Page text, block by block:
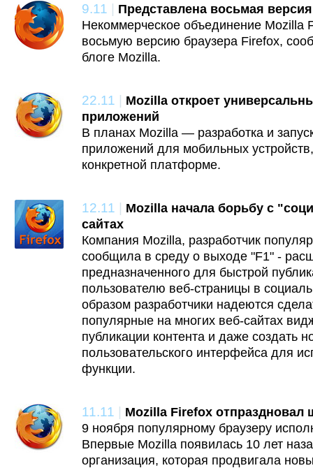
9.11 | Представлена восьмая
Некоммерческое объединение Mozilla
восьмую версию браузера Firefox,
блоге Mozilla.
22.11 | Mozilla откроет
приложений
В планах Mozilla — разработка и
приложений для мобильных
конкретной платформе.
12.11 | Mozilla начала борьбу с
сайтах
Компания Mozilla, разработчик
сообщила в среду о выходе "F1" -
предназначенного для быстрой
пользователю веб-страницы в
образом разработчики надеются
популярные на многих веб-сайтах
публикации контента и даже создать
пользовательского интерфейса для
функции.
11.11 | Mozilla Firefox отпраздновал
9 ноября популярному браузеру
Впервые Mozilla появилась 10 лет
организация, которая продвигала